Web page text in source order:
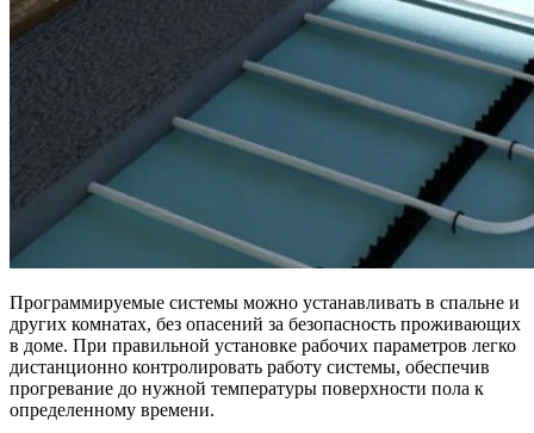
Программируемые системы можно устанавливать в спальне и
других комнатах, без опасений за безопасность проживающих
в доме. При правильной установке рабочих параметров легко
дистанционно контролировать работу системы, обеспечив
прогревание до нужной температуры поверхности пола к
определенному времени.